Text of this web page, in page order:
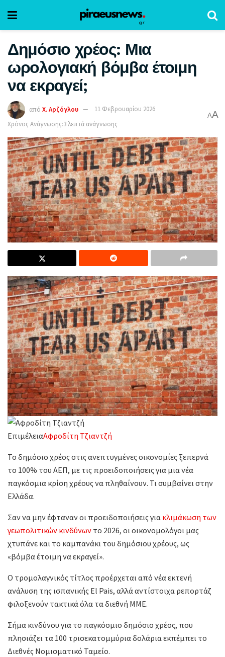
Δημόσιο χρέος: Μια
ωρολογιακή βόμβα έτοιμη
να εκραγεί;
από Χ. Αρζόγλου
11 Φεβρουαρίου 2026
Χρόνος Ανάγνωσης:3 λεπτά ανάγνωσης
AA
ΕπιμέλειαΑφροδίτη Τζιαντζή
Το δημόσιο χρέος στις ανεπτυγμένες οικονομίες ξεπερνά
το 100% του ΑΕΠ, με τις προειδοποιήσεις για μια νέα
παγκόσμια κρίση χρέους να πληθαίνουν. Τι συμβαίνει στην
Ελλάδα.
Σαν να μην έφταναν οι προειδοποιήσεις για κλιμάκωση των
γεωπολιτικών κινδύνων το 2026, οι οικονομολόγοι μας
χτυπάνε και το καμπανάκι του δημόσιου χρέους, ως
«βόμβα έτοιμη να εκραγεί».
Ο τρομολαγνικός τίτλος προέρχεται από νέα εκτενή
ανάλυση της ισπανικής El Pais, αλλά αντίστοιχα ρεπορτάζ
φιλοξενούν τακτικά όλα τα διεθνή ΜΜΕ.
Σήμα κινδύνου για το παγκόσμιο δημόσιο χρέος, που
πλησιάζει τα 100 τρισεκατομμύρια δολάρια εκπέμπει το
Διεθνές Νομισματικό Ταμείο.